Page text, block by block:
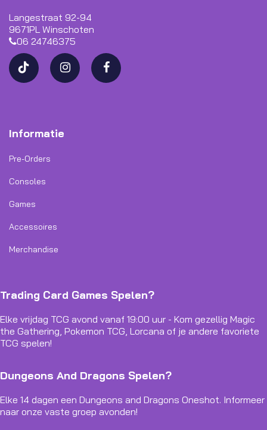
Langestraat 92-94
9671PL Winschoten
06 24746375
Informatie
Pre-Orders
Consoles
Games
Accessoires
Merchandise
Trading Card Games Spelen?
Elke vrijdag TCG avond vanaf 19:00 uur - Kom gezellig Magic
the Gathering, Pokemon TCG, Lorcana of je andere favoriete
TCG spelen!
Dungeons And Dragons Spelen?
Elke 14 dagen een Dungeons and Dragons Oneshot. Informeer
naar onze vaste groep avonden!